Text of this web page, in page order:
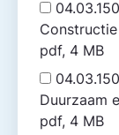
pdf, 4 MB
Duurzaam
pdf, 4 MB